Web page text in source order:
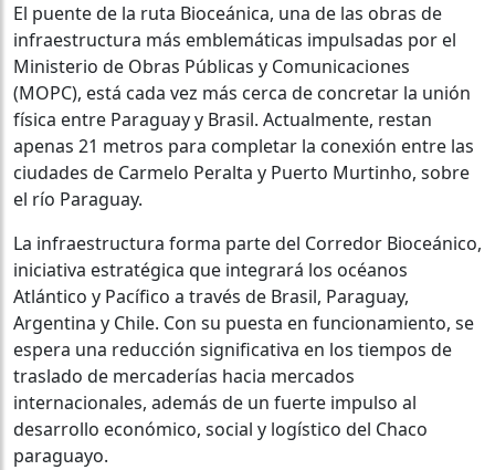
El puente de la ruta Bioceánica, una de las obras de
infraestructura más emblemáticas impulsadas por el
Ministerio de Obras Públicas y Comunicaciones
(MOPC), está cada vez más cerca de concretar la unión
física entre Paraguay y Brasil. Actualmente, restan
apenas 21 metros para completar la conexión entre las
ciudades de Carmelo Peralta y Puerto Murtinho, sobre
el río Paraguay.
La infraestructura forma parte del Corredor Bioceánico,
iniciativa estratégica que integrará los océanos
Atlántico y Pacífico a través de Brasil, Paraguay,
Argentina y Chile. Con su puesta en funcionamiento, se
espera una reducción significativa en los tiempos de
traslado de mercaderías hacia mercados
internacionales, además de un fuerte impulso al
desarrollo económico, social y logístico del Chaco
paraguayo.